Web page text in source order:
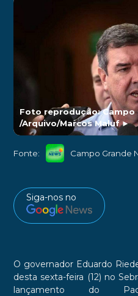
Foto reprodução: Campo
/Arquivo/Marcos Maluf►
Fonte: Campo Grande
Siga-nos no
O governador Eduardo
desta sexta-feira (12) no
lançamento do